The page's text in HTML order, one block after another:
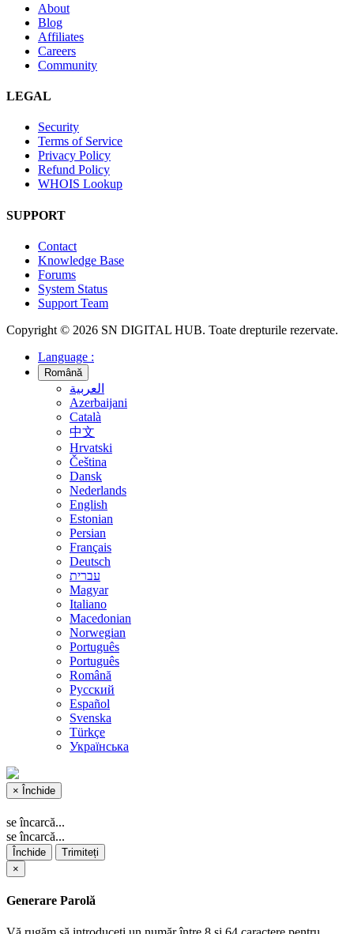
About
Blog
Affiliates
Careers
Community
LEGAL
Security
Terms of Service
Privacy Policy
Refund Policy
WHOIS Lookup
SUPPORT
Contact
Knowledge Base
Forums
System Status
Support Team
Copyright © 2026 SN DIGITAL HUB. Toate drepturile rezervate.
Language :
Română
العربية
Azerbaijani
Català
中文
Hrvatski
Čeština
Dansk
Nederlands
English
Estonian
Persian
Français
Deutsch
עברית
Magyar
Italiano
Macedonian
Norwegian
Português
Português
Română
Русский
Español
Svenska
Türkçe
Українська
× Închide
se încarcă...
se încarcă...
Închide
Trimiteți
×
Generare Parolă